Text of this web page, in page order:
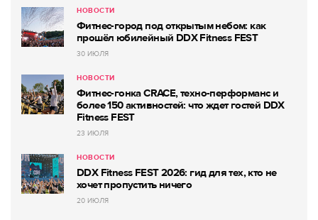
НОВОСТИ
Фитнес-город под открытым небом: как
прошёл юбилейный DDX Fitness FEST
30 ИЮЛЯ
НОВОСТИ
Фитнес-гонка CRACE, техно-перформанс и
более 150 активностей: что ждет гостей DDX
Fitness FEST
23 ИЮЛЯ
НОВОСТИ
DDX Fitness FEST 2026: гид для тех, кто не
хочет пропустить ничего
20 ИЮЛЯ